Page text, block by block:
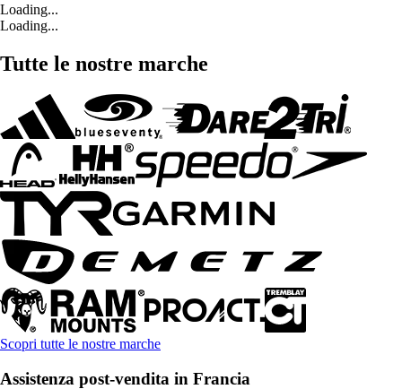
Loading...
Loading...
Tutte le nostre marche
Scopri tutte le nostre marche
Assistenza post-vendita in Francia